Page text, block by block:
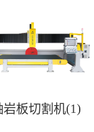
岩板切割机(1)